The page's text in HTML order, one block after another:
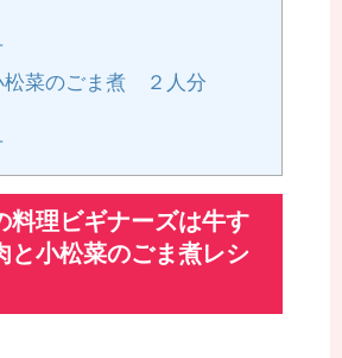
松菜のごま煮 ２人分
理ビギナーズは牛す
と小松菜のごま煮レシ